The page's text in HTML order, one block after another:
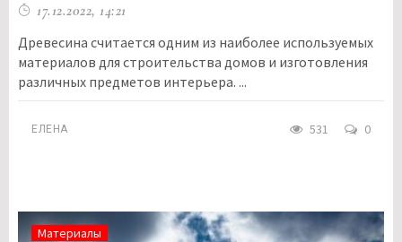
17.12.2022, 14:21
Древесина считается одним из наиболее используемых
материалов для строительства домов и изготовления
различных предметов интерьера. ...
ЕЛЕНА 531 0
Материалы